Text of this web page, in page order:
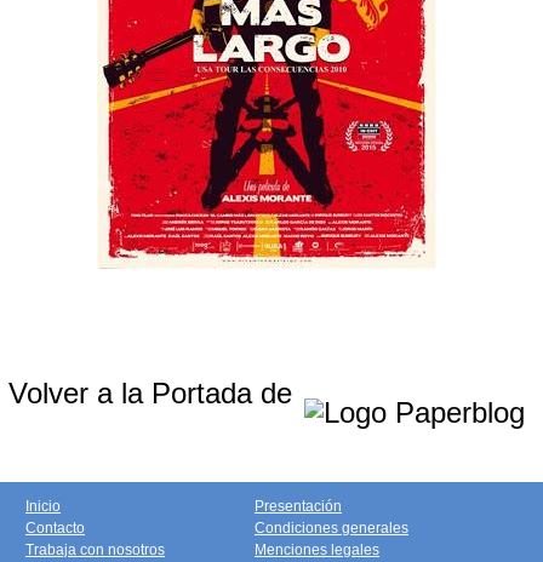
Volver a la Portada de
Inicio
Contacto
Trabaja con nosotros
Presentación
Condiciones generales
Menciones legales